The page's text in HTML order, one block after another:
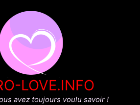
LOVE.INFO
avez toujours voulu savoir !